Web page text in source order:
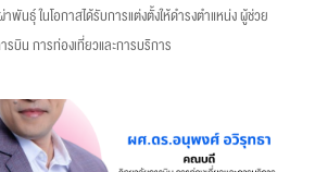
นธุ์ ในโอกาสได้รับการแต่งตั้งให้ดำรงตำแหน่ง ผู้ช่วย
น การท่องเที่ยวและการบริการ